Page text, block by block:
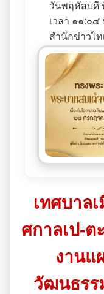
วันพฤหัสบดี
เวลา ๑๑:๐๔
สำนักข่าวไท
เทศบาล
ศกาลเป-ต
งานแ
วัฒนธรร